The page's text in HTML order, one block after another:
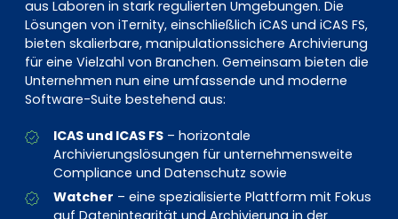
aus Laboren in stark regulierten Umgebungen. Die
Lösungen von iTernity, einschließlich iCAS und iCAS FS,
bieten skalierbare, manipulationssichere Archivierung
für eine Vielzahl von Branchen. Gemeinsam bieten die
Unternehmen nun eine umfassende und moderne
Software-Suite bestehend aus:
ICAS und ICAS FS – horizontale
Archivierungslösungen für unternehmensweite
Compliance und Datenschutz sowie
Watcher – eine spezialisierte Plattform mit Fokus
auf Datenintegrität und Archivierung in der